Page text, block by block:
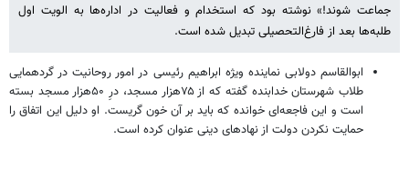
جماعت شوند!» نوشته بود که استخدام و فعالیت در اداره‌ها به الویت اول
طلبه‌ها بعد از فارغ‌التحصیلی تبدیل شده است.
ابوالقاسم دولابی نماینده ویژه ابراهیم رئیسی در امور روحانیت در گردهمایی
طلاب شهرستان خدابنده گفته که از ۷۵هزار مسجد، درِ ۵۰هزار مسجد بسته
است و این فاجعه‌ای خوانده که باید بر آن خون گریست. او دلیل این اتفاق را
حمایت نکردن دولت از نهادهای دینی عنوان کرده است.